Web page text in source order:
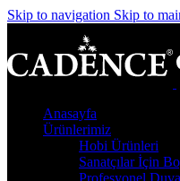
Skip to navigation Skip to
Anasayfa
Ürünlerimiz
Hobi Ürünleri
Sanatçılar İçin
Profesyonel